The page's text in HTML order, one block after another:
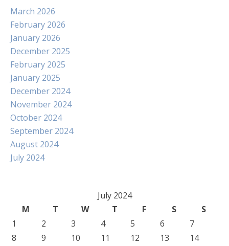
March 2026
February 2026
January 2026
December 2025
February 2025
January 2025
December 2024
November 2024
October 2024
September 2024
August 2024
July 2024
July 2024
M
T W T F S
S
1
2 3 4 5 6
7
8
9 10 11 12 13
14